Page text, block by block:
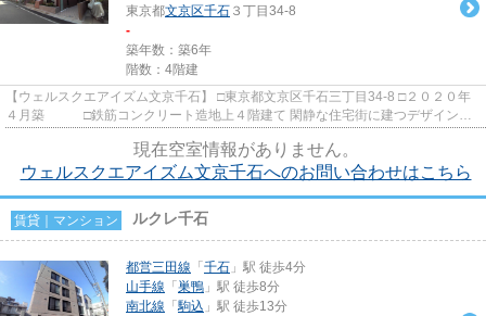
東京都文京区千石 ３丁目34-8
-
築年数：築6年
階数：4階建
【ウェルスクエアイズム文京千石】 □東京都文京区千石三丁目34-8 □２０２０年
４月築 □鉄筋コンクリート造地上４階建て 閑静な住宅街に建つデザインマ
現在空室情報がありません。
ウェルスクエアイズム文京千石へのお問い合わせはこちら
賃貸｜マンション ルクレ千石
都営三田線 「 千石 」駅 徒歩4分
山手線 「 巣鴨 」駅 徒歩8分
南北線 「駒込 」駅 徒歩13分